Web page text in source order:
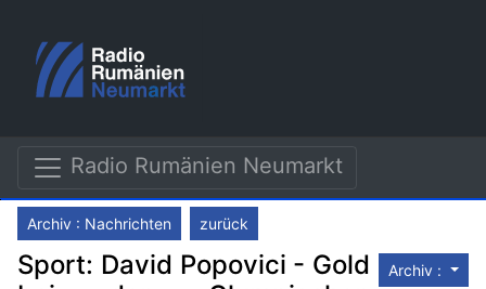
Radio Rumänien Neumarkt
Archiv : Nachrichten zurück
Archiv :
Sport: David Popovici - Gold